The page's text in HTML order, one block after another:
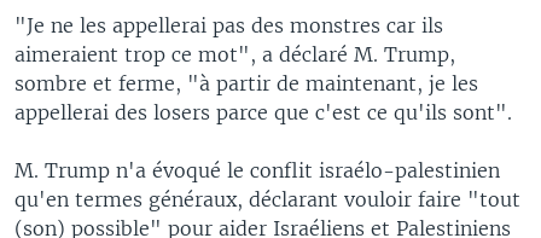
"Je ne les appellerai pas des monstres car ils
aimeraient trop ce mot", a déclaré M. Trump,
sombre et ferme, "à partir de maintenant, je les
appellerai des losers parce que c'est ce qu'ils sont".
M. Trump n'a évoqué le conflit israélo-palestinien
qu'en termes généraux, déclarant vouloir faire "tout
(son) possible" pour aider Israéliens et Palestiniens